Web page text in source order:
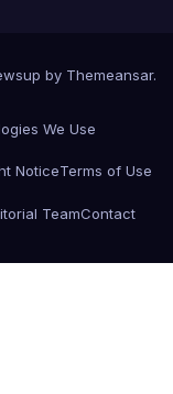
by Themeansar.
We Use
NoticeTerms of Use
TeamContact